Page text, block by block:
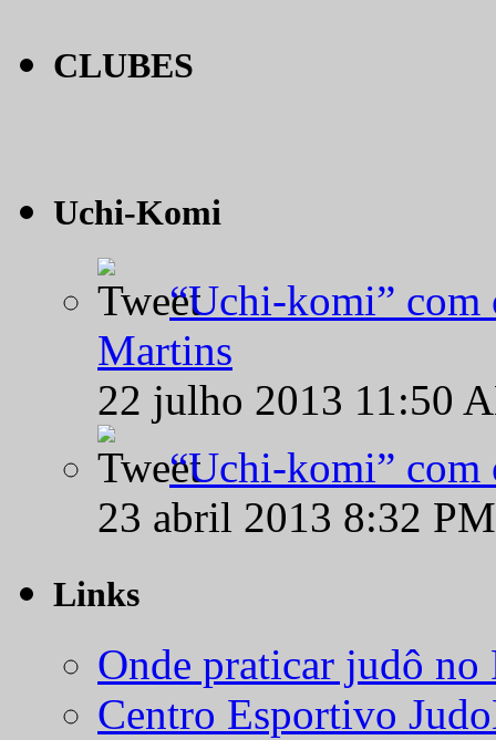
CLUBES
Uchi-Komi
“Uchi-komi” com
Martins
22 julho 2013 11:50
“Uchi-komi” com
23 abril 2013 8:32
Links
Onde praticar judô
Centro Esportivo